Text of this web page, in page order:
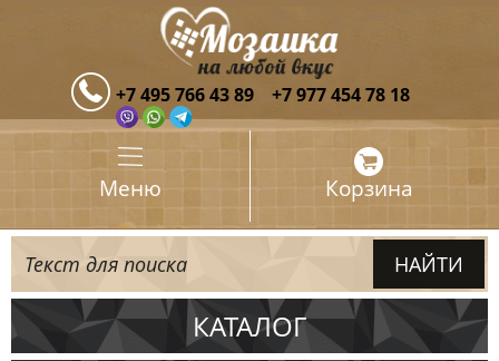
+7 495 766 43 89 +7 977 454 78 18
Меню Корзина
КАТАЛОГ